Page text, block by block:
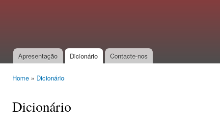
Main menu
Apresentação Dicionário Contacte-nos
Home » Dicionário
Dicionário